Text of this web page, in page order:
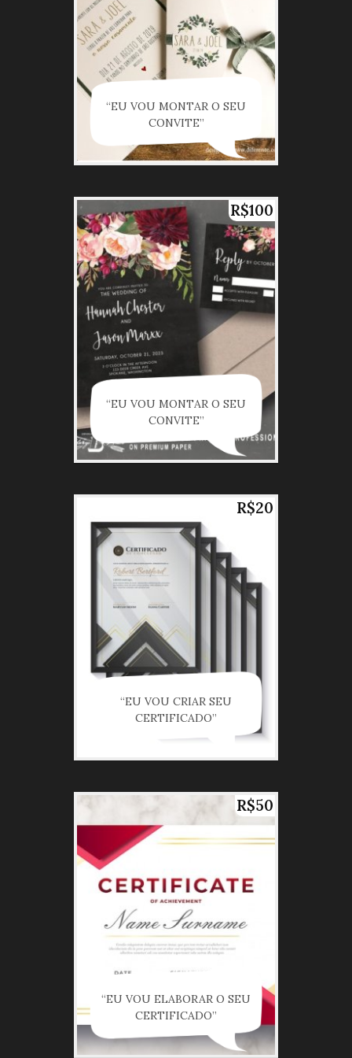
“EU VOU MONTAR O SEU
CONVITE”
R$100
“EU VOU MONTAR O SEU
CONVITE”
R$20
“EU VOU CRIAR SEU
CERTIFICADO”
R$50
“EU VOU ELABORAR O SEU
CERTIFICADO”